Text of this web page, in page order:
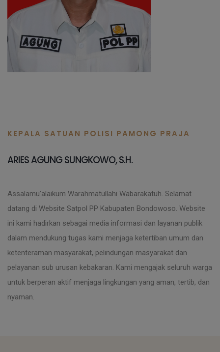
KEPALA SATUAN POLISI PAMONG PRAJA
ARIES AGUNG SUNGKOWO, S.H.
Assalamu’alaikum Warahmatullahi Wabarakatuh. Selamat
datang di Website Satpol PP Kabupaten Bondowoso. Website
ini kami hadirkan sebagai media informasi dan layanan publik
dalam mendukung tugas kami menjaga ketertiban umum dan
ketenteraman masyarakat, pelindungan masyarakat dan
pelayanan sub urusan kebakaran. Kami mengajak seluruh warga
untuk berperan aktif menjaga lingkungan yang aman, tertib, dan
nyaman.